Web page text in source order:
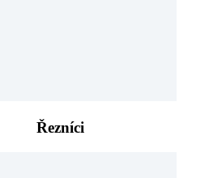
Řezníci